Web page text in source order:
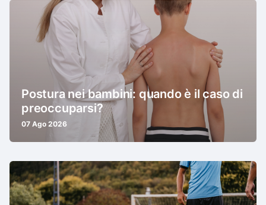
Postura nei bambini: quando è il caso di
preoccuparsi?
07 Ago 2026